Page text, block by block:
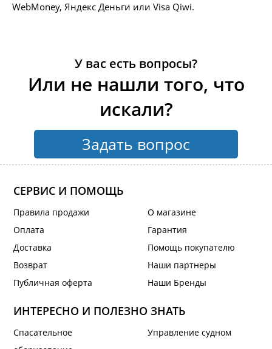
WebMoney, Яндекс Деньги или Visa Qiwi.
У вас есть вопросы?
Или не нашли того, что
искали?
Задать вопрос
СЕРВИС И ПОМОЩЬ
Правила продажи
Оплата
Доставка
Возврат
Публичная оферта
О магазине
Гарантия
Помощь покупателю
Наши партнеры
Наши Бренды
ИНТЕРЕСНО И ПОЛЕЗНО ЗНАТЬ
Спасательное
Управление судном